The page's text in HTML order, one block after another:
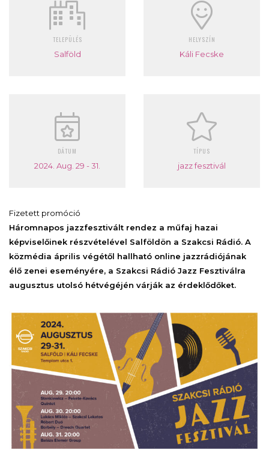
TELEPÜLÉS
Salföld
HELYSZÍN
Káli Fecske
DÁTUM
2024. Aug. 29 - 31.
TÍPUS
jazz fesztivál
Fizetett promóció
Háromnapos jazzfesztivált rendez a műfaj hazai
képviselőinek részvételével Salföldön a Szakcsi Rádió. A
közmédia április végétől hallható online jazzrádiójának
élő zenei eseményére, a Szakcsi Rádió Jazz Fesztiválra
augusztus utolsó hétvégéjén várják az érdeklődőket.